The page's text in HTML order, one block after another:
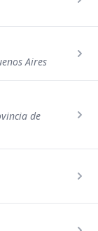
Aires
de